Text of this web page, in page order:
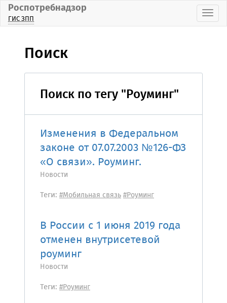
Роспотребнадзор
ГИС ЗПП
Поиск
Поиск по тегу "Роуминг"
Изменения в Федеральном
законе от 07.07.2003 №126-ФЗ
«О связи». Роуминг.
Новости
Теги: #Мобильная связь#Роуминг
В России с 1 июня 2019 года
отменен внутрисетевой
роуминг
Новости
Теги: #Роуминг